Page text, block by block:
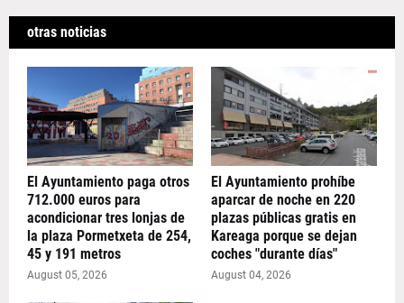
otras noticias
El Ayuntamiento paga otros
712.000 euros para
acondicionar tres lonjas de
la plaza Pormetxeta de 254,
45 y 191 metros
August 05, 2026
El Ayuntamiento prohíbe
aparcar de noche en 220
plazas públicas gratis en
Kareaga porque se dejan
coches "durante días"
August 04, 2026